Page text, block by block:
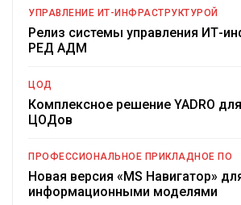
УПРАВЛЕНИЕ ИТ-ИНФРАСТРУКТУРОЙ
Релиз системы управления ИТ-
РЕД АДМ
ЦОД
Комплексное решение YADRO
ЦОДов
ПРОФЕССИОНАЛЬНОЕ ПРИКЛАДНОЕ ПО
Новая версия «MS Навигатор»
информационными моделями